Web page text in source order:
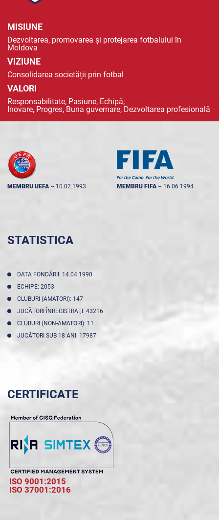
MISIUNE
Dezvoltarea, promovarea și protejarea fotbalului în
Moldova
VIZIUNE
Consolidarea societății prin fotbal
VALORI
Responsabilitate, Pasiune, Echipă;
Inovare, Progres, Buna guvernare, Dezvoltarea profesională
MEMBRU UEFA -- 10.02.1993 MEMBRU FIFA -- 16.06.1994
STATISTICA
DATA FONDĂRII: 14.04.1990
ECHIPE: 2053
CLUBURI (AMATORI): 147
JUCĂTORI ÎNREGISTRAŢI: 43216
CLUBURI (NON-AMATORI): 11
JUCĂTORI SUB 18 ANI: 17987
CERTIFICATE
ISO 9001:2015
ISO 37001:2016